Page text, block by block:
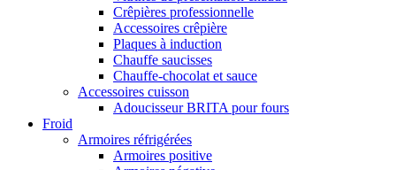
Crêpières professionnelle
Accessoires crêpière
Plaques à induction
Chauffe saucisses
Chauffe-chocolat et sauce
Accessoires cuisson
Adoucisseur BRITA pour fours
Froid
Armoires réfrigérées
Armoires positive